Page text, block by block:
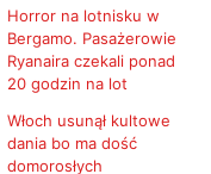
Horror na lotnisku w
Bergamo. Pasażerowie
Ryanaira czekali ponad
20 godzin na lot
Włoch usunął kultowe
dania bo ma dość
domorosłych